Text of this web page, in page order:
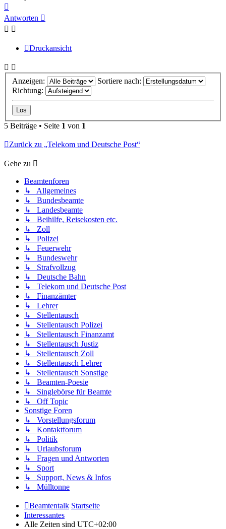
oben
Antworten
Druckansicht
Anzeigen:
Sortiere nach:
Richtung:
5 Beiträge • Seite 1 von 1
Zurück zu „Telekom und Deutsche Post“
Gehe zu
Beamtenforen
↳ Allgemeines
↳ Bundesbeamte
↳ Landesbeamte
↳ Beihilfe, Reisekosten etc.
↳ Zoll
↳ Polizei
↳ Feuerwehr
↳ Bundeswehr
↳ Strafvollzug
↳ Deutsche Bahn
↳ Telekom und Deutsche Post
↳ Finanzämter
↳ Lehrer
↳ Stellentausch
↳ Stellentausch Polizei
↳ Stellentausch Finanzamt
↳ Stellentausch Justiz
↳ Stellentausch Zoll
↳ Stellentausch Lehrer
↳ Stellentausch Sonstige
↳ Beamten-Poesie
↳ Singlebörse für Beamte
↳ Off Topic
Sonstige Foren
↳ Vorstellungsforum
↳ Kontaktforum
↳ Politik
↳ Urlaubsforum
↳ Fragen und Antworten
↳ Sport
↳ Support, News & Infos
↳ Mülltonne
Beamtentalk Startseite
Interessantes
Alle Zeiten sind UTC+02:00